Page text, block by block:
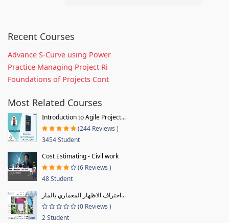
Recent Courses
Advance S-Curve using Power
Practice Managing Project Ri
Foundations of Projects Cont
Most Related Courses
Introduction to Agile Project...
(244 Reviews )
3454 Student
Cost Estimating - Civil work
(6 Reviews )
48 Student
احتراف الاظهار المعماري بالمار...
(0 Reviews )
2 Student